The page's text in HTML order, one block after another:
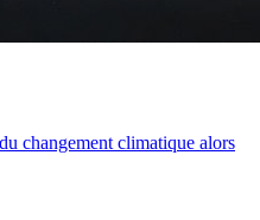
changement climatique alors